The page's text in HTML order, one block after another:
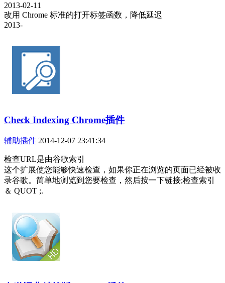
2013-02-11
改用 Chrome 标准的打开标签函数，降低延迟
2013-
Check Indexing Chrome插件
辅助插件 2014-12-07 23:41:34
检查URL是由谷歌索引
这个扩展使您能够快速检查，如果你正在浏览的页面已经被收
录谷歌。简单地浏览到您要检查，然后按一下链接;检查索引
＆ QUOT ;.